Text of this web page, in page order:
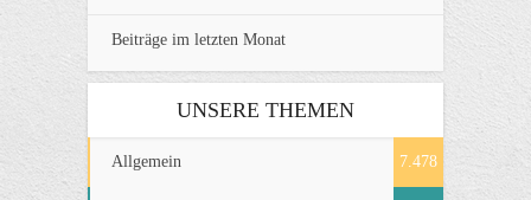
Beiträge im letzten Monat
UNSERE THEMEN
Allgemein 7.478